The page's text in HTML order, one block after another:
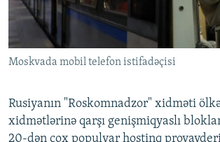
Moskvada mobil telefon istifadəçisi
Rusiyanın "Roskomnadzor" xidməti
xidmətlərinə qarşı genişmiqyaslı
20-dən çox populyar hostinq